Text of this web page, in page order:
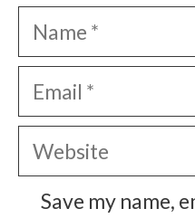
Name
Email
Website
Save my name,